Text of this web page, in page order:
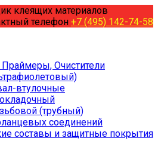
клеящих материалов
телефон +7 (495) 142-74-58
Очистители
втулочные
(трубный)
соединений
составы и защитные покрытия